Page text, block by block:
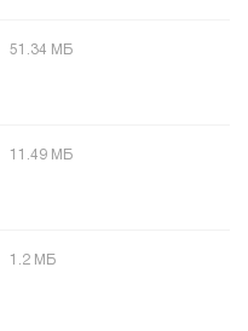
51.34 МБ
11.49 МБ
1.2 МБ